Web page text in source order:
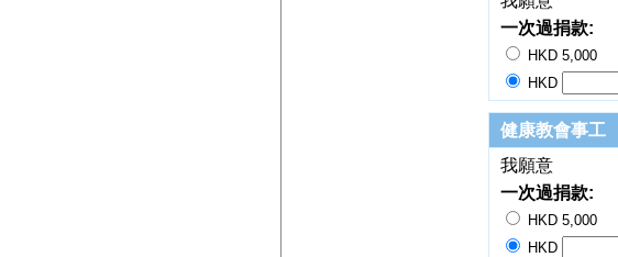
一次過捐款:
HKD 5,000
HKD
健康教會事工
我願意
一次過捐款:
HKD 5,000
HKD